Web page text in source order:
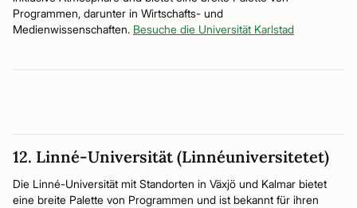
Programmen, darunter in Wirtschafts- und
Medienwissenschaften. Besuche die Universität Karlstad
12. Linné-Universität (Linnéuniversitetet)
Die Linné-Universität mit Standorten in Växjö und Kalmar bietet
eine breite Palette von Programmen und ist bekannt für ihren